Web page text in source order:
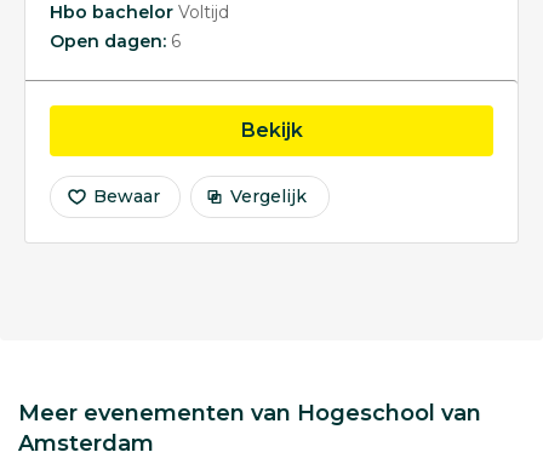
Hbo bachelor Voltijd
Open dagen: 6
Bekijkopleiding Fashion &
Bewaar Vergelijk
Meer evenementen van Hogeschool van
Amsterdam